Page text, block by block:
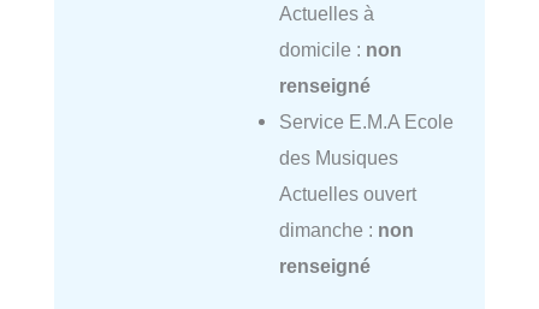
Actuelles à
domicile : non
renseigné
Service E.M.A Ecole
des Musiques
Actuelles ouvert
dimanche : non
renseigné